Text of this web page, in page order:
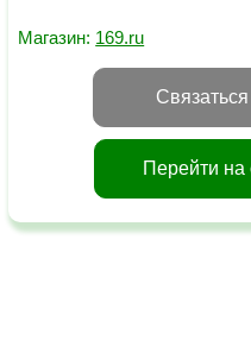
Магазин: 169.ru
Перейти на